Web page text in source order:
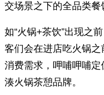
交场景之下的全品类餐
如“火锅+茶饮”出现之
客们会在进店吃火锅
消费需求，呷哺呷哺定
湊火锅茶憩品牌。